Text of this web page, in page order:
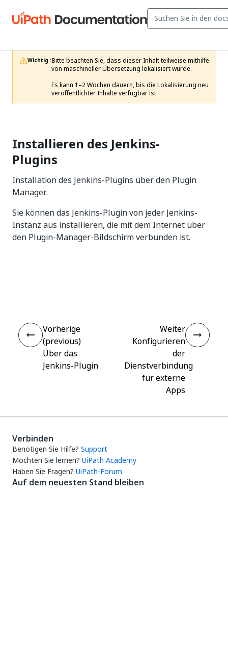
Wichtig :Bitte beachten Sie, dass dieser Inhalt teilweise mithilfe
von maschineller Übersetzung lokalisiert wurde.
Es kann 1–2 Wochen dauern, bis die Lokalisierung neu
veröffentlichter Inhalte verfügbar ist.
Installieren des Jenkins-
Plugins
Installation des Jenkins-Plugins über den Plugin
Manager.
Sie können das Jenkins-Plugin von jeder Jenkins-
Instanz aus installieren, die mit dem Internet über
den Plugin-Manager-Bildschirm verbunden ist.
Vorherige
(previous)
Über das
Jenkins-Plugin
Weiter
Konfigurieren
der
Dienstverbindung
für externe
Apps
Verbinden
Benötigen Sie Hilfe? Support
Möchten Sie lernen? UiPath Academy
Haben Sie Fragen? UiPath-Forum
Auf dem neuesten Stand bleiben